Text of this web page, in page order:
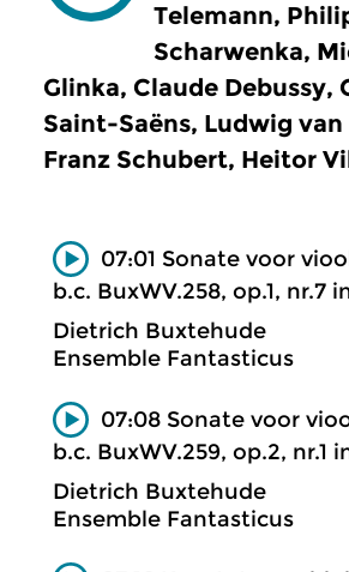
Telemann,
Scharwenka,
Glinka, Claude Debussy,
Saint-Saëns, Ludwig
Franz Schubert, Heitor
07:01 Sonate voor
b.c. BuxWV.258, op.1, nr.7
Dietrich Buxtehude
Ensemble Fantasticus
07:08 Sonate voor
b.c. BuxWV.259, op.2, nr.1
Dietrich Buxtehude
Ensemble Fantasticus